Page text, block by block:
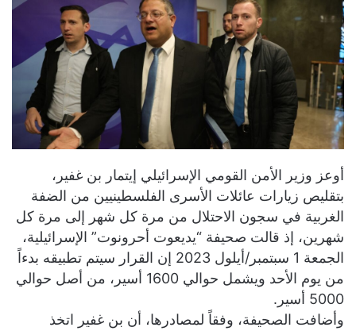
أوعز وزير الأمن القومي الإسرائيلي إيتمار بن غفير،
بتقليص زيارات عائلات الأسرى الفلسطينيين من الضفة
الغربية في سجون الاحتلال من مرة كل شهر إلى مرة كل
شهرين، إذ قالت صحيفة “يديعوت أحرونوت” الإسرائيلية،
الجمعة 1 سبتمبر/أيلول 2023 إن القرار سيتم تطبيقه بدءاً
من يوم الأحد ويشمل حوالي 1600 أسير، من أصل حوالي
5000 أسير.
وأضافت الصحيفة، وفقاً لمصادرها، أن بن غفير اتخذ